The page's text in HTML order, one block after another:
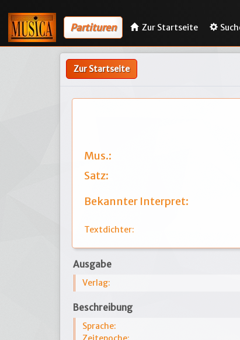
Partituren Zur Startseite
Zur Startseite
Mus.:
Satz:
Bekannter Interpret:
Textdichter:
Ausgabe
Verlag:
Beschreibung
Sprache: